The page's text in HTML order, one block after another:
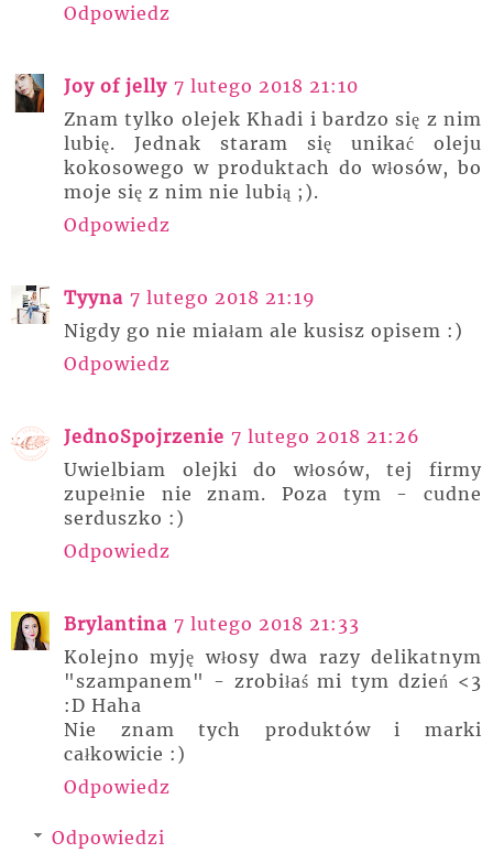
Odpowiedz
Joy of jelly 7 lutego 2018 21:10
Znam tylko olejek Khadi i bardzo się z nim
lubię. Jednak staram się unikać oleju
kokosowego w produktach do włosów, bo
moje się z nim nie lubią ;).
Odpowiedz
Tyyna 7 lutego 2018 21:19
Nigdy go nie miałam ale kusisz opisem :)
Odpowiedz
JednoSpojrzenie 7 lutego 2018 21:26
Uwielbiam olejki do włosów, tej firmy
zupełnie nie znam. Poza tym - cudne
serduszko :)
Odpowiedz
Brylantina 7 lutego 2018 21:33
Kolejno myję włosy dwa razy delikatnym
"szampanem" - zrobiłaś mi tym dzień <3
:D Haha
Nie znam tych produktów i marki
całkowicie :)
Odpowiedz
Odpowiedzi